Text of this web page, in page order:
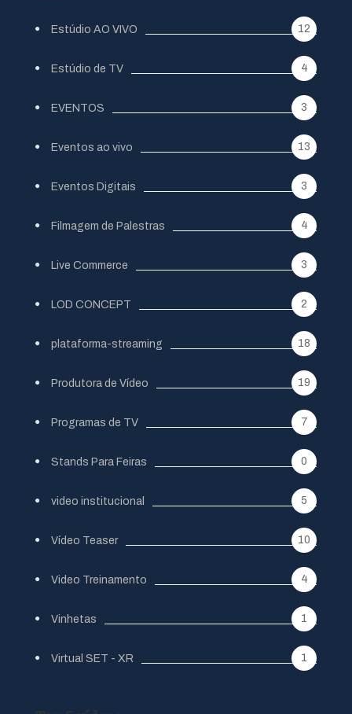
Estúdio AO VIVO 12
Estúdio de TV 4
EVENTOS 3
Eventos ao vivo 13
Eventos Digitais 3
Filmagem de Palestras 4
Live Commerce 3
LOD CONCEPT 2
plataforma-streaming 18
Produtora de Vídeo 19
Programas de TV 7
Stands Para Feiras 0
video institucional 5
Vídeo Teaser 10
Video Treinamento 4
Vinhetas 1
Virtual SET - XR 1